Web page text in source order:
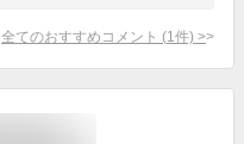
全てのおすすめコメント (1 件) >